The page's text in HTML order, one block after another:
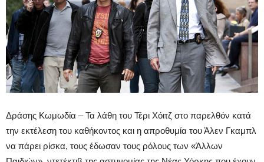
Δράσης Κωμωδία – Τα λάθη του Τέρι Χόιτζ στο παρελθόν κατά
την εκτέλεση του καθήκοντος και η απροθυμία του Άλεν Γκαμπλ
να πάρει ρίσκα, τους έδωσαν τους ρόλους των «Άλλων